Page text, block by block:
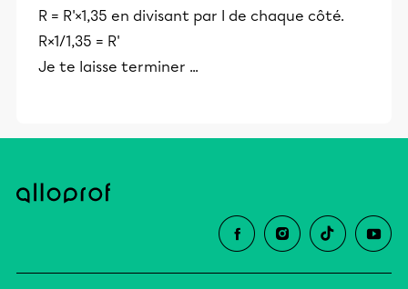
R = R'×1,35 en divisant par I de chaque côté.
R×1/1,35 = R'
Je te laisse terminer ...